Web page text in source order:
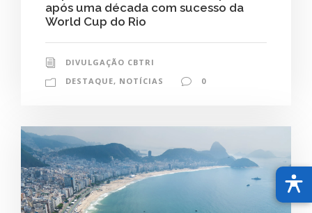
após uma década com sucesso da
World Cup do Rio
DIVULGAÇÃO CBTRI
DESTAQUE, NOTÍCIAS 0